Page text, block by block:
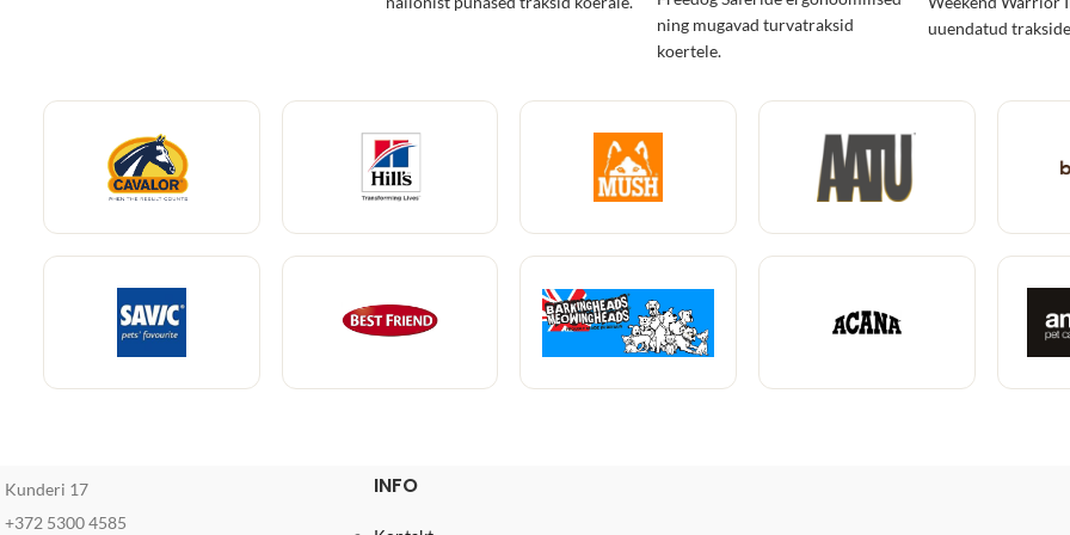
ning mugavad turvatraksid
koertele.
uuendatud
saledamatele
Kunderi 17
+372 5300 4585
INFO